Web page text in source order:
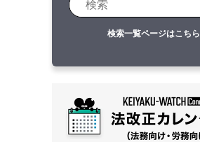
検索一覧ページはこちら